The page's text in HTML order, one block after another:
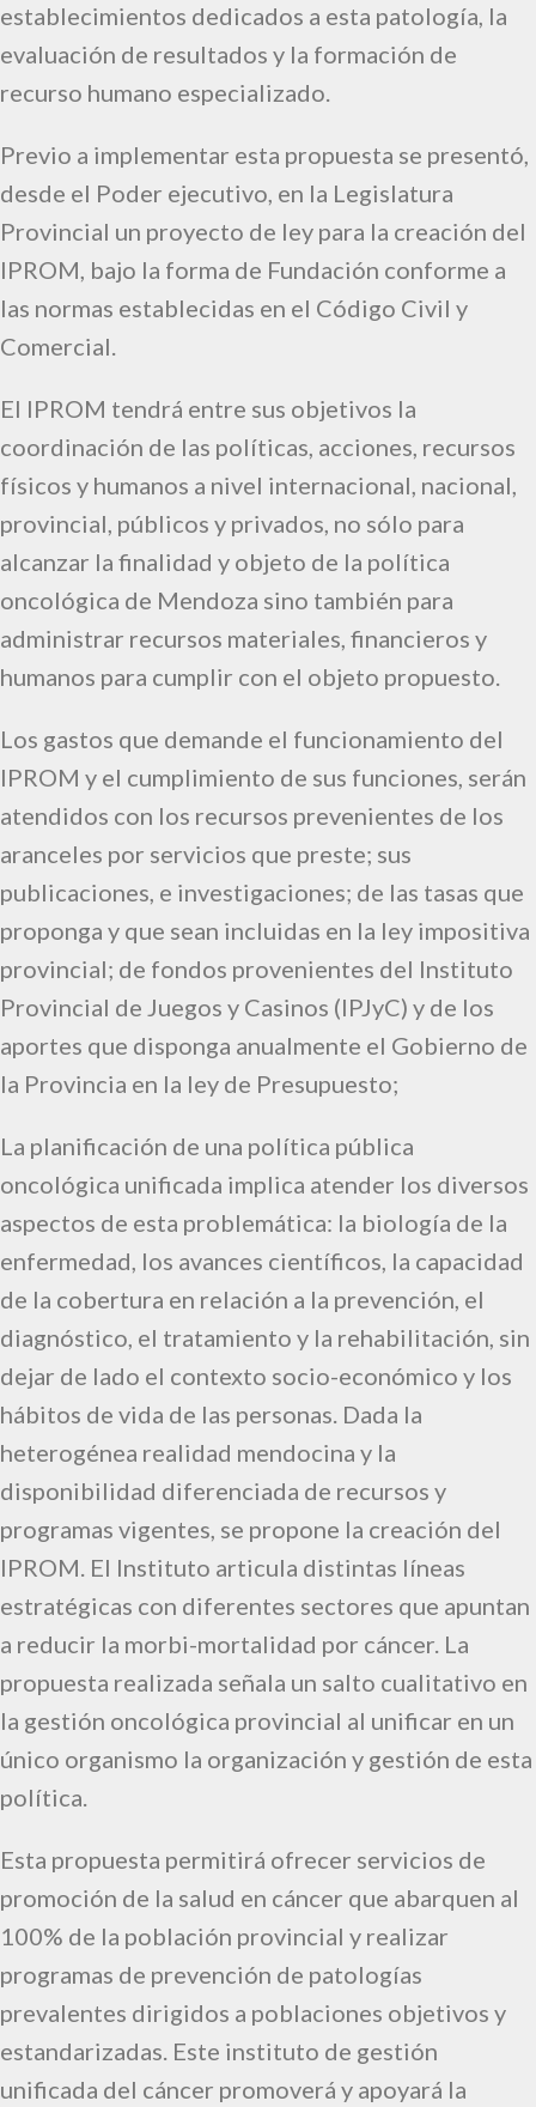
establecimientos dedicados a esta patología, la
evaluación de resultados y la formación de
recurso humano especializado.
Previo a implementar esta propuesta se presentó,
desde el Poder ejecutivo, en la Legislatura
Provincial un proyecto de ley para la creación del
IPROM, bajo la forma de Fundación conforme a
las normas establecidas en el Código Civil y
Comercial.
El IPROM tendrá entre sus objetivos la
coordinación de las políticas, acciones, recursos
físicos y humanos a nivel internacional, nacional,
provincial, públicos y privados, no sólo para
alcanzar la finalidad y objeto de la política
oncológica de Mendoza sino también para
administrar recursos materiales, financieros y
humanos para cumplir con el objeto propuesto.
Los gastos que demande el funcionamiento del
IPROM y el cumplimiento de sus funciones, serán
atendidos con los recursos prevenientes de los
aranceles por servicios que preste; sus
publicaciones, e investigaciones; de las tasas que
proponga y que sean incluidas en la ley impositiva
provincial; de fondos provenientes del Instituto
Provincial de Juegos y Casinos (IPJyC) y de los
aportes que disponga anualmente el Gobierno de
la Provincia en la ley de Presupuesto;
La planificación de una política pública
oncológica unificada implica atender los diversos
aspectos de esta problemática: la biología de la
enfermedad, los avances científicos, la capacidad
de la cobertura en relación a la prevención, el
diagnóstico, el tratamiento y la rehabilitación, sin
dejar de lado el contexto socio-económico y los
hábitos de vida de las personas. Dada la
heterogénea realidad mendocina y la
disponibilidad diferenciada de recursos y
programas vigentes, se propone la creación del
IPROM. El Instituto articula distintas líneas
estratégicas con diferentes sectores que apuntan
a reducir la morbi-mortalidad por cáncer. La
propuesta realizada señala un salto cualitativo en
la gestión oncológica provincial al unificar en un
único organismo la organización y gestión de esta
política.
Esta propuesta permitirá ofrecer servicios de
promoción de la salud en cáncer que abarquen al
100% de la población provincial y realizar
programas de prevención de patologías
prevalentes dirigidos a poblaciones objetivos y
estandarizadas. Este instituto de gestión
unificada del cáncer promoverá y apoyará la